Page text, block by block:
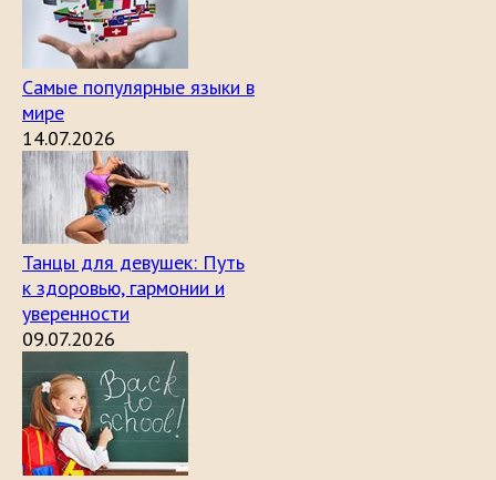
Самые популярные языки в
мире
14.07.2026
Танцы для девушек: Путь
к здоровью, гармонии и
уверенности
09.07.2026